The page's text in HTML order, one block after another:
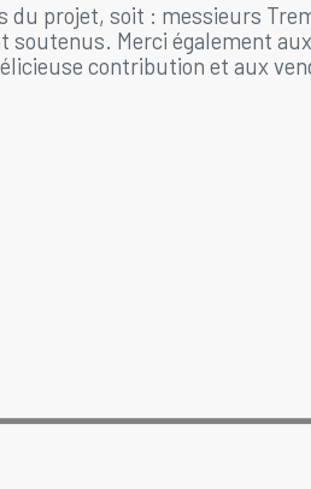
du projet, soit : messieurs
soutenus. Merci également
contribution et aux